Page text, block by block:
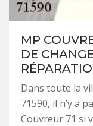
MP
DE
Dans toute la
71590, il n’y a
Couvreur 71 si